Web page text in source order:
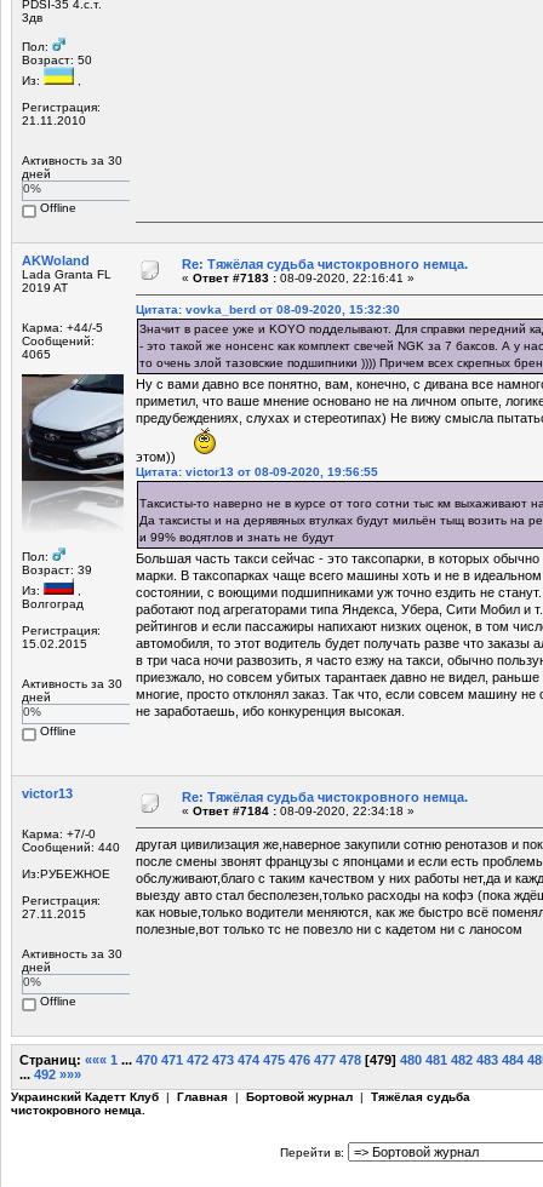
PDSI-35 4.с.т.
3дв
Пол:
Возраст: 50
Из:
Регистрация:
21.11.2010
Активность за 30
дней
0%
Offline
AKWoland
Lada Granta FL
2019 AT
Карма: +44/-5
Сообщений:
4065
Пол:
Возраст: 39
Из:
Волгоград
Регистрация:
15.02.2015
Активность за 30
дней
0%
Offline
Re: Тяжёлая судьба чистокровного немца.
« Ответ #7183 : 08-09-2020, 22:16:41 »
Цитата: vovka_berd от 08-09-2020, 15:32:30
Значит в расее уже и KOYO подделывают. Для справки передний
- это такой же нонсенс как комплект свечей NGK за 7 баксов. А у
то очень злой тазовские подшипники )))) Причем всех скрепных
Ну с вами давно все понятно, вам, конечно, с дивана все
приметил, что ваше мнение основано не на личном опыте,
предубеждениях, слухах и стереотипах) Не вижу смысла
этом))
Цитата: victor13 от 08-09-2020, 19:56:55
Таксисты-то наверно не в курсе от того сотни тыс км выхаживают
Да таксисты и на дерявяных втулках будут мильён тыщ возить на
и 99% водятлов и знать не будут
Большая часть такси сейчас - это таксопарки, в которых
марки. В таксопарках чаще всего машины хоть и не в
состоянии, с воющими подшипниками уж точно ездить не
работают под агрегаторами типа Яндекса, Убера, Сити Мобил и
рейтингов и если пассажиры напихают низких оценок, в том
автомобиля, то этот водитель будет получать разве что заказы
в три часа ночи развозить, я часто езжу на такси, обычно
приезжало, но совсем убитых тарантаек давно не видел, раньше
многие, просто отклонял заказ. Так что, если совсем машину не
не заработаешь, ибо конкуренция высокая.
victor13
Карма: +7/-0
Сообщений: 440
Из:РУБЕЖНОЕ
Регистрация:
27.11.2015
Активность за 30
дней
0%
Offline
Re: Тяжёлая судьба чистокровного немца.
« Ответ #7184 : 08-09-2020, 22:34:18 »
другая цивилизация же,наверное закупили сотню ренотазов и
после смены звонят французы с японцами и если есть
обслуживают,благо с таким качеством у них работы нет,да и
выезду авто стал бесполезен,только расходы на кофэ (пока
как новые,только водители меняются, как же быстро всё
полезные,вот только тс не повезло ни с кадетом ни с ланосом
Страниц: ««« 1 ... 470 471 472 473 474 475 476 477 478 [479] 480 481 482 483 484
... 492 »»»
Украинский Кадетт Клуб | Главная | Бортовой журнал | Тяжёлая судьба
чистокровного немца.
Перейти в: